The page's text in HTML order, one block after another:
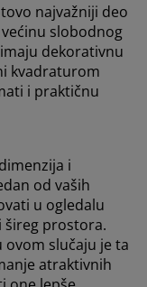
najvažniji deo
slobodnog
dekorativnu
kvadraturom
i praktičnu
i
od vaših
u ogledalu
šireg prostora.
slučaju je ta
atraktivnih